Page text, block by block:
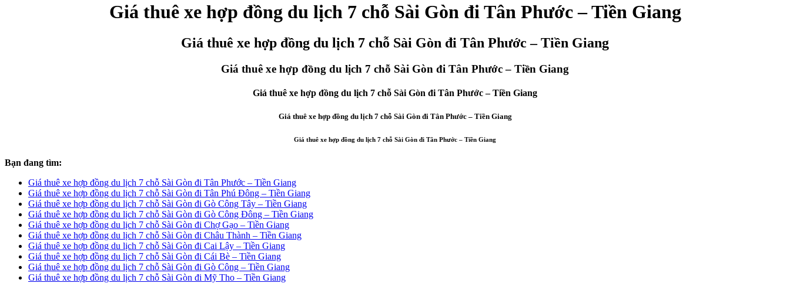
Giá thuê xe hợp đồng du lịch 7 chỗ Sài Gòn đi Tân Phước – Tiền Giang
Giá thuê xe hợp đồng du lịch 7 chỗ Sài Gòn đi Tân Phước – Tiền Giang
Giá thuê xe hợp đồng du lịch 7 chỗ Sài Gòn đi Tân Phước – Tiền Giang
Giá thuê xe hợp đồng du lịch 7 chỗ Sài Gòn đi Tân Phước – Tiền Giang
Giá thuê xe hợp đồng du lịch 7 chỗ Sài Gòn đi Tân Phước – Tiền Giang
Giá thuê xe hợp đồng du lịch 7 chỗ Sài Gòn đi Tân Phước – Tiền Giang
Bạn đang tìm:
Giá thuê xe hợp đồng du lịch 7 chỗ Sài Gòn đi Tân Phước – Tiền Giang
Giá thuê xe hợp đồng du lịch 7 chỗ Sài Gòn đi Tân Phú Đông – Tiền Giang
Giá thuê xe hợp đồng du lịch 7 chỗ Sài Gòn đi Gò Công Tây – Tiền Giang
Giá thuê xe hợp đồng du lịch 7 chỗ Sài Gòn đi Gò Công Đông – Tiền Giang
Giá thuê xe hợp đồng du lịch 7 chỗ Sài Gòn đi Chợ Gạo – Tiền Giang
Giá thuê xe hợp đồng du lịch 7 chỗ Sài Gòn đi Châu Thành – Tiền Giang
Giá thuê xe hợp đồng du lịch 7 chỗ Sài Gòn đi Cai Lậy – Tiền Giang
Giá thuê xe hợp đồng du lịch 7 chỗ Sài Gòn đi Cái Bè – Tiền Giang
Giá thuê xe hợp đồng du lịch 7 chỗ Sài Gòn đi Gò Công – Tiền Giang
Giá thuê xe hợp đồng du lịch 7 chỗ Sài Gòn đi Mỹ Tho – Tiền Giang